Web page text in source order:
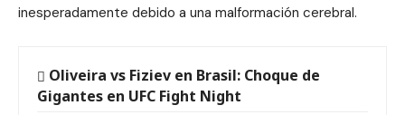
inesperadamente debido a una malformación cerebral.
Oliveira vs Fiziev en Brasil: Choque de
Gigantes en UFC Fight Night